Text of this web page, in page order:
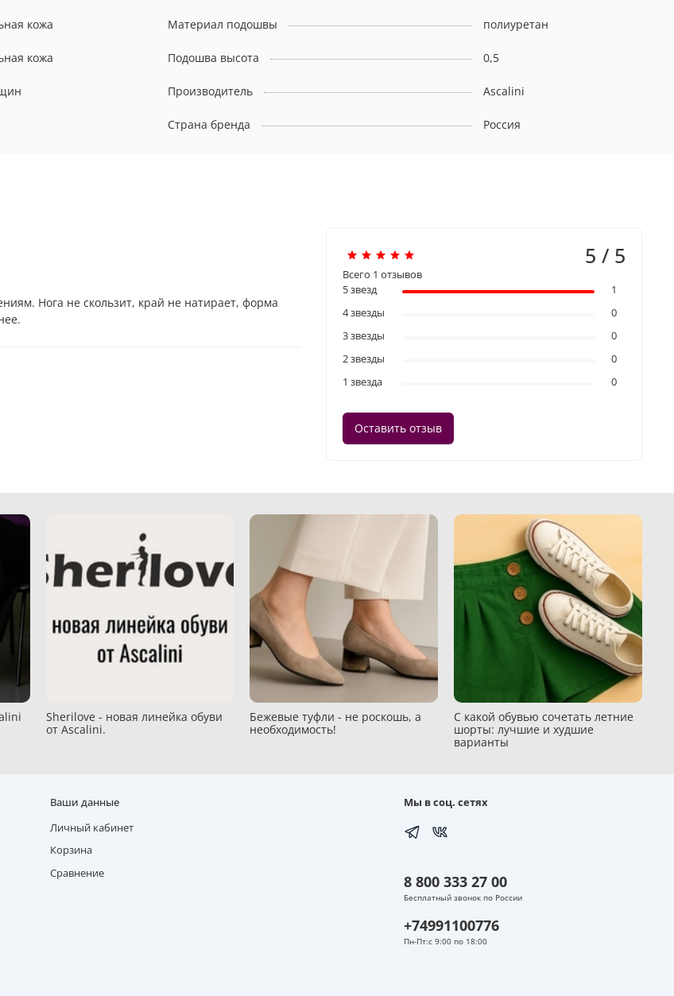
кожа Материал подошвы полиуретан
кожа Подошва высота 0,5
Производитель Ascalini
Страна бренда Россия
Нога не скользит, край не натирает, форма
5 / 5
Всего 1 отзывов
5 звезд
1
4 звезды
0
3 звезды
0
2 звезды
0
1 звезда
0
Оставить отзыв
Sherilove - новая линейка обуви
от Ascalini.
Бежевые туфли - не роскошь, а
необходимость!
С какой обувью сочетать летние
шорты: лучшие и худшие
варианты
Ваши данные
Личный кабинет
Корзина
Сравнение
Мы в соц. сетях
8 800 333 27 00
Бесплатный звонок по России
+74991100776
Пн-Пт:с 9:00 по 18:00